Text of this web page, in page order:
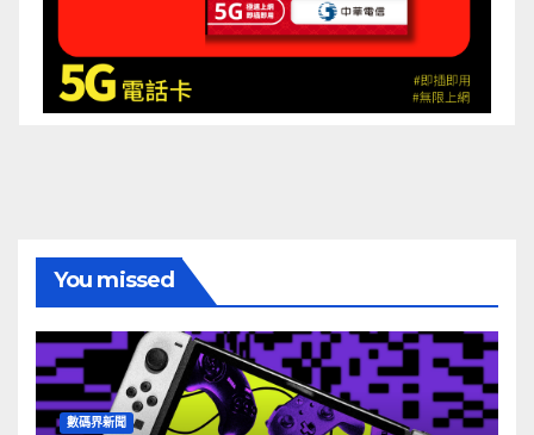
You missed
數碼界新聞